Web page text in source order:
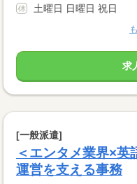
土曜日 日曜日 祝日
求
[一般派遣]
＜エンタメ業界×英
運営を支える事務